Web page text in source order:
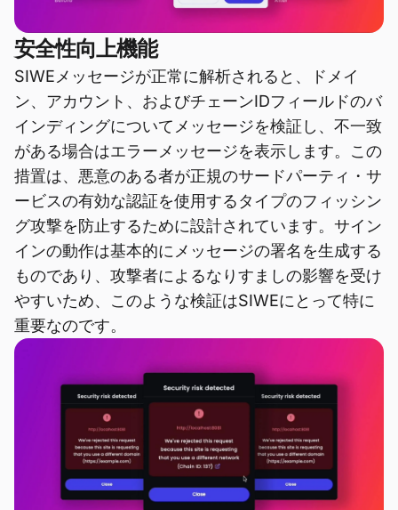
安全性向上機能
SIWEメッセージが正常に解析されると、ドメイ
ン、アカウント、およびチェーンIDフィールドのバ
インディングについてメッセージを検証し、不一致
がある場合はエラーメッセージを表示します。この
措置は、悪意のある者が正規のサードパーティ・サ
ービスの有効な認証を使用するタイプのフィッシン
グ攻撃を防止するために設計されています。サイン
インの動作は基本的にメッセージの署名を生成する
ものであり、攻撃者によるなりすましの影響を受け
やすいため、このような検証はSIWEにとって特に
重要なのです。